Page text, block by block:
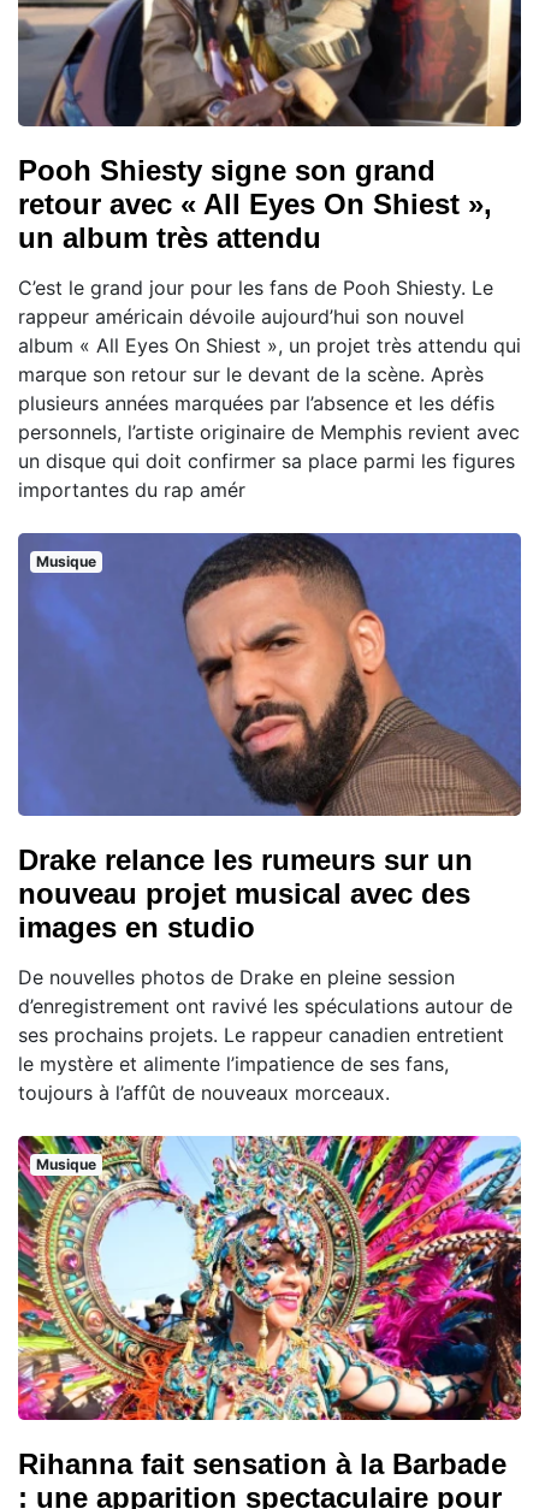
Pooh Shiesty signe son grand
retour avec « All Eyes On Shiest »,
un album très attendu
C’est le grand jour pour les fans de Pooh Shiesty. Le
rappeur américain dévoile aujourd’hui son nouvel
album « All Eyes On Shiest », un projet très attendu qui
marque son retour sur le devant de la scène. Après
plusieurs années marquées par l’absence et les défis
personnels, l’artiste originaire de Memphis revient avec
un disque qui doit confirmer sa place parmi les figures
importantes du rap amér
Musique
Drake relance les rumeurs sur un
nouveau projet musical avec des
images en studio
De nouvelles photos de Drake en pleine session
d’enregistrement ont ravivé les spéculations autour de
ses prochains projets. Le rappeur canadien entretient
le mystère et alimente l’impatience de ses fans,
toujours à l’affût de nouveaux morceaux.
Musique
Rihanna fait sensation à la Barbade
: une apparition spectaculaire pour